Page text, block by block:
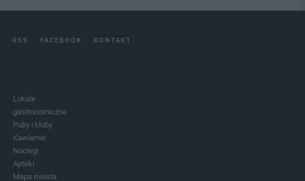
RSS FACEBOOK KONTAKT
Lokale
gastronomiczne
Puby i kluby
Kawiarnie
Noclegi
Apteki
Mapa miasta